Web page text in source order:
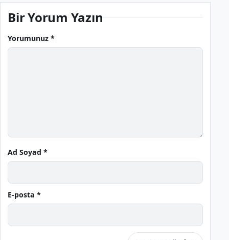
Bir Yorum Yazın
Yorumunuz *
Ad Soyad *
E-posta *